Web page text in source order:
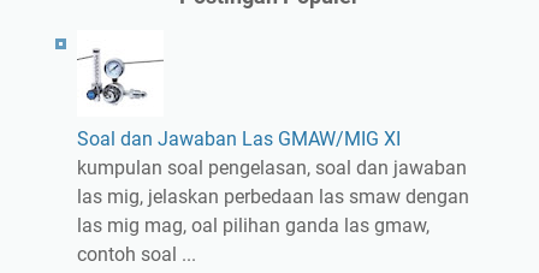
Soal dan Jawaban Las GMAW/MIG XI
kumpulan soal pengelasan, soal dan jawaban
las mig, jelaskan perbedaan las smaw dengan
las mig mag, oal pilihan ganda las gmaw,
contoh soal ...